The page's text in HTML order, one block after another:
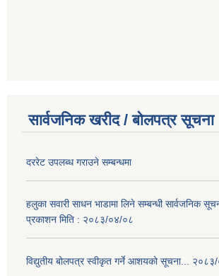
सार्वजनिक खरीद / बोलपत्र सूचना
दररेट उपलब्ध गराउने सम्बन्धमा
हलुका सवारी साधन भाडामा लिने सम्बन्धी सार्वजनिक
प्रकाशन मिति : २०८३/०४/०८
विद्युतीय बोलपत्र स्वीकृत गर्ने आशयको सूचना...